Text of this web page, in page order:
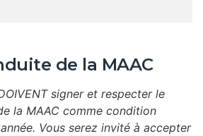
de la MAAC
signer et respecter le
la MAAC comme condition
Vous serez invité à accepter